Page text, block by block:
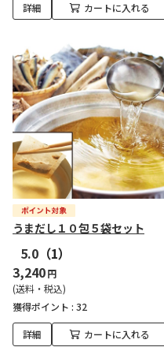
詳細 カートに入れる
うまだし１０包５袋セット
5.0 （1）
3,240円
(送料・税込)
獲得ポイント : 32
詳細 カートに入れる